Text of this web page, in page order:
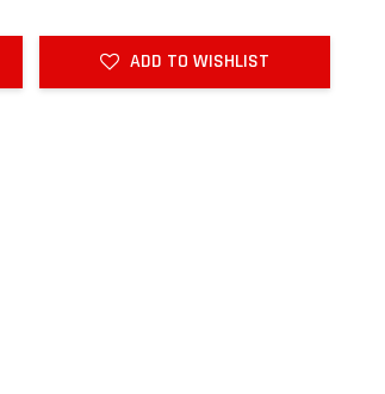
ADD TO WISHLIST